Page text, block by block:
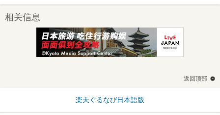
相关信息
返回顶部
楽天ぐるなび日本語版